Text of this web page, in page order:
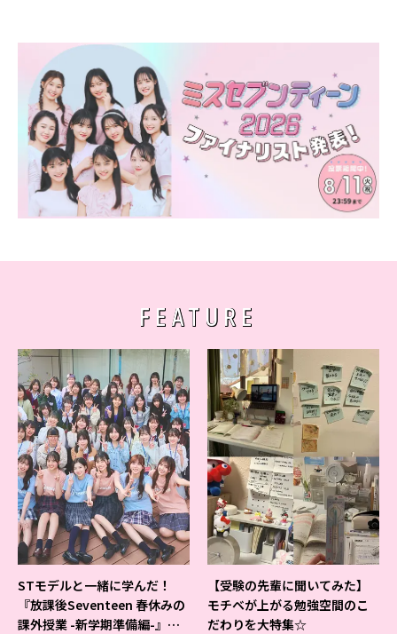
FEATURE
STモデルと一緒に学んだ！
『放課後Seventeen 春休みの
課外授業 -新学期準備編-』イ
【受験の先輩に聞いてみた】
モチベが上がる勉強空間のこ
だわりを大特集☆